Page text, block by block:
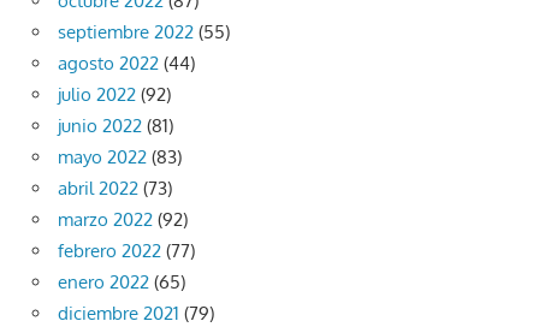
septiembre 2022 (55)
agosto 2022 (44)
julio 2022 (92)
junio 2022 (81)
mayo 2022 (83)
abril 2022 (73)
marzo 2022 (92)
febrero 2022 (77)
enero 2022 (65)
diciembre 2021 (79)